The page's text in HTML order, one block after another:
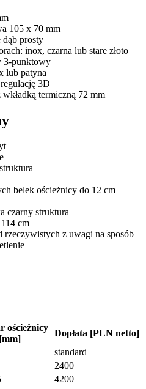
105 x 70 mm
dąb prosty
inox, czarna lub stare złoto
3-punktowy
lub patyna
3D
termiczną 72 mm
belek ościeżnicy do 12 cm
czarny struktura
cm
z uwagi na sposób
ościeżnicy
[mm]
Dopłata [PLN netto]
standard
2400
4200